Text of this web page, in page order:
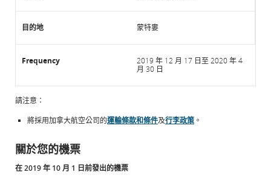
蒙特婁
2019 年 12 月 17 日至 2020 年 4
月 30 日
請注意：
將採用加拿大航空公司的運輸條款和條件及行李政策 。
關於您的機票
在 2019 年 10 月 1 日前發出的機票